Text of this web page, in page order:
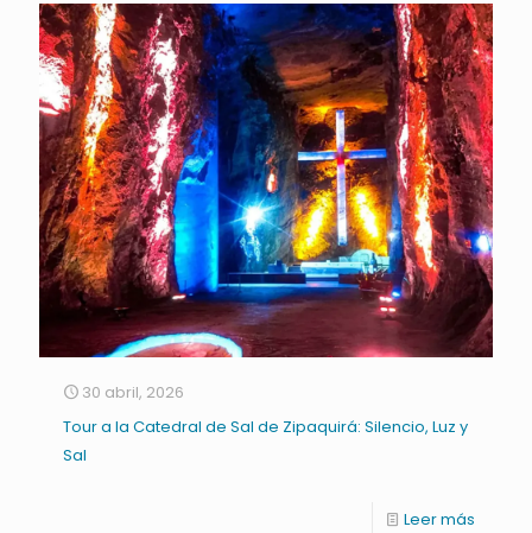
30 abril, 2026
Tour a la Catedral de Sal de Zipaquirá: Silencio, Luz y
Sal
Leer más